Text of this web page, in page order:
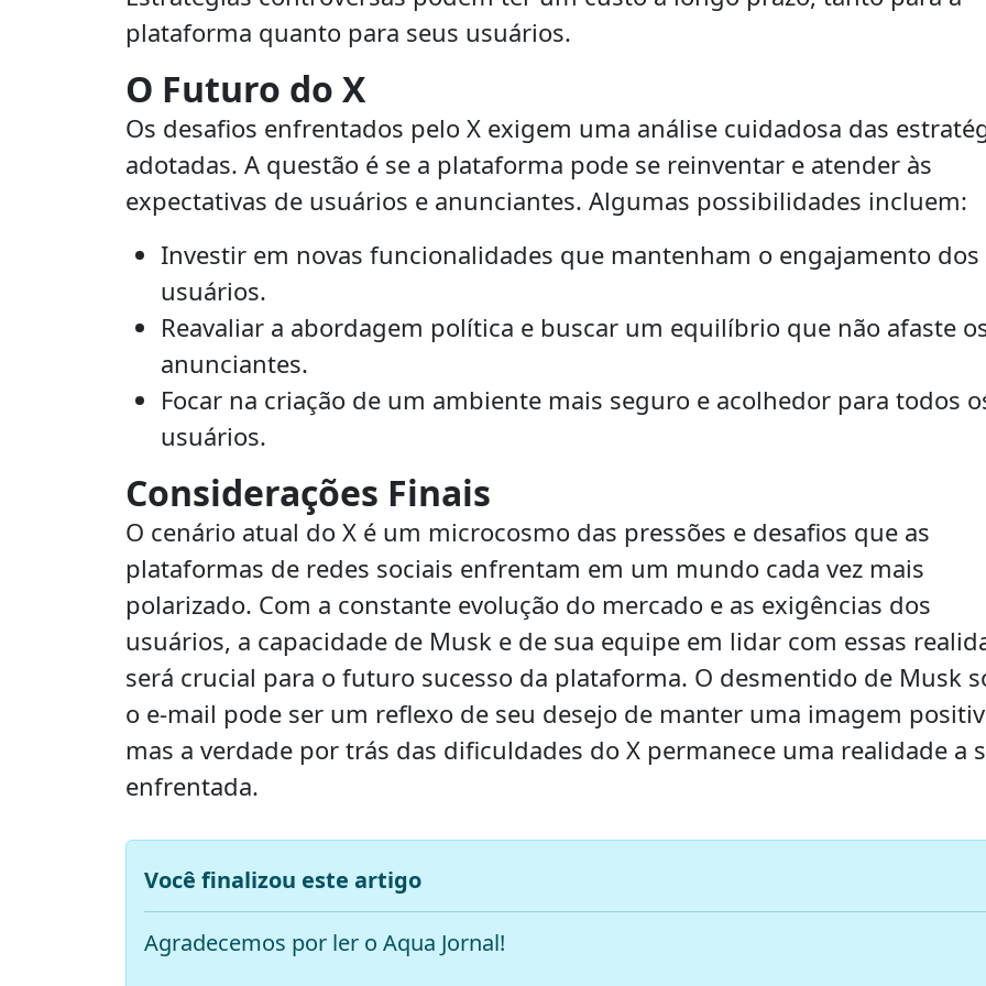
plataforma quanto para seus usuários.
O Futuro do X
Os desafios enfrentados pelo X exigem uma análise cuidadosa das
adotadas. A questão é se a plataforma pode se reinventar e atender às
expectativas de usuários e anunciantes. Algumas possibilidades incluem:
Investir em novas funcionalidades que mantenham o engajamento dos
usuários.
Reavaliar a abordagem política e buscar um equilíbrio que não afaste
anunciantes.
Focar na criação de um ambiente mais seguro e acolhedor para todos
usuários.
Considerações Finais
O cenário atual do X é um microcosmo das pressões e desafios que as
plataformas de redes sociais enfrentam em um mundo cada vez mais
polarizado. Com a constante evolução do mercado e as exigências dos
usuários, a capacidade de Musk e de sua equipe em lidar com essas
será crucial para o futuro sucesso da plataforma. O desmentido de Musk
o e-mail pode ser um reflexo de seu desejo de manter uma imagem
mas a verdade por trás das dificuldades do X permanece uma realidade a
enfrentada.
Você finalizou este artigo
Agradecemos por ler o Aqua Jornal!